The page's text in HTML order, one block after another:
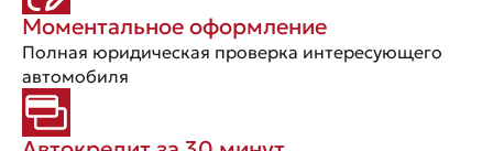
Моментальное оформление
Полная юридическая проверка интересующего
автомобиля